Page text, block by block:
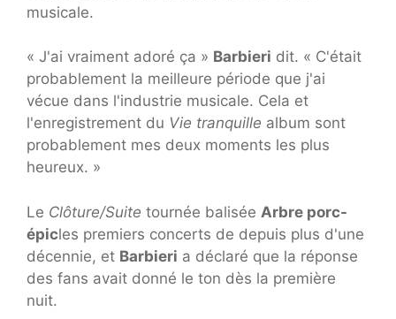
musicale.
« J'ai vraiment adoré ça » Barbieri dit. « C'était
probablement la meilleure période que j'ai
vécue dans l'industrie musicale. Cela et
l'enregistrement du Vie tranquille album sont
probablement mes deux moments les plus
heureux. »
Le Clôture/Suite tournée balisée Arbre porc-
épicles premiers concerts de depuis plus d'une
décennie, et Barbieri a déclaré que la réponse
des fans avait donné le ton dès la première
nuit.